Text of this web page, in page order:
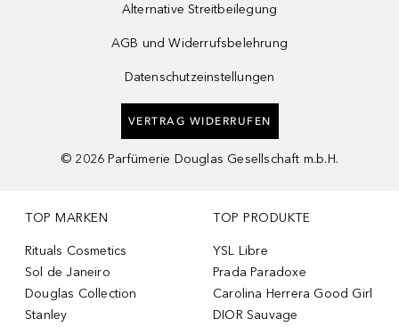
Alternative Streitbeilegung
AGB und Widerrufsbelehrung
Datenschutzeinstellungen
VERTRAG WIDERRUFEN
© 2026 Parfümerie Douglas Gesellschaft m.b.H.
TOP MARKEN
Rituals Cosmetics
Sol de Janeiro
Douglas Collection
Stanley
TOP PRODUKTE
YSL Libre
Prada Paradoxe
Carolina Herrera Good Girl
DIOR Sauvage